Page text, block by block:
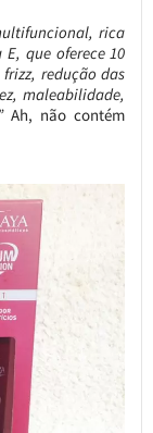
rica
que oferece 10
redução das
maleabilidade,
Ah, não contém